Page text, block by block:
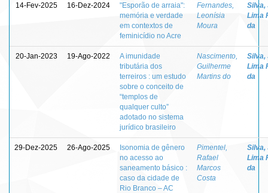
14-Fev-2025 16-Dez-2024
"Esporão de arraia":
memória e verdade
em contextos de
feminicídio no Acre
Fernandes,
Leonísia
Moura
Silva,
Lima
da
20-Jan-2023 19-Ago-2022
A imunidade
tributária dos
terreiros : um estudo
sobre o conceito de
“templos de
qualquer culto”
adotado no sistema
jurídico brasileiro
Nascimento,
Guilherme
Martins do
Silva,
Lima
da
29-Dez-2025 26-Ago-2025
Isonomia de gênero
no acesso ao
saneamento básico :
caso da cidade de
Rio Branco – AC
Pimentel,
Rafael
Marcos
Costa
Silva,
Lima
da